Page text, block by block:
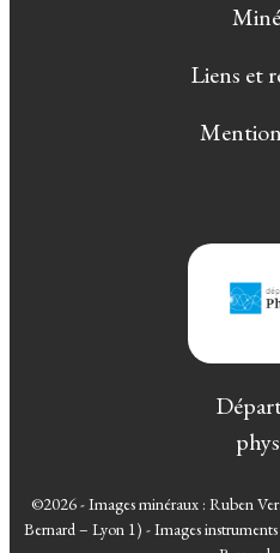
Liens et
©2026 - Images minéraux : Ruben
Bernard – Lyon 1) - Images